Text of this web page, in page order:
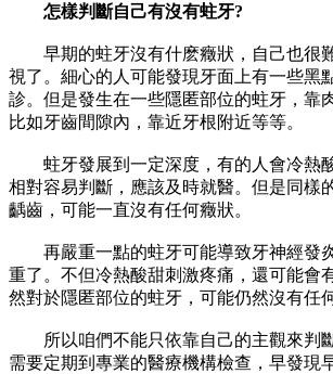
怎樣判斷自己有沒有蛀牙?
早期的蛀牙沒有什麽癥狀，自己也很
視了。細心的人可能發現牙面上有一些黑
診。但是發生在一些隱匿部位的蛀牙，靠
比如牙齒間隙內，靠近牙根附近等等。
蛀牙發展到一定深度，有的人會冷熱
相對容易判斷，應該及時就醫。但是同樣
齲齒，可能一直沒有任何癥狀。
再嚴重一點的蛀牙可能導致牙神經發
重了。不但冷熱酸甜刺激疼痛，還可能會
然對於隱匿部位的蛀牙，可能仍然沒有任
所以咱們不能只依靠自己的主觀來判
需要定期到專業的醫療機構檢查，早發現